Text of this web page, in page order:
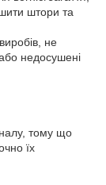
штори та
не
недосушені
тому що
їх